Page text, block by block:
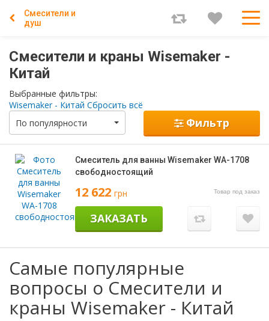
Смесители и
душ
Смесители и краны Wisemaker -
Китай
Выбранные фильтры:
Wisemaker - Китай Сбросить всё
По популярности
Фильтр
Смеситель для ванны Wisemaker WA-1708
свободностоящий
12 622 грн Товар под заказ
ЗАКАЗАТЬ
Самые популярные
вопросы о Смесители и
краны Wisemaker - Китай